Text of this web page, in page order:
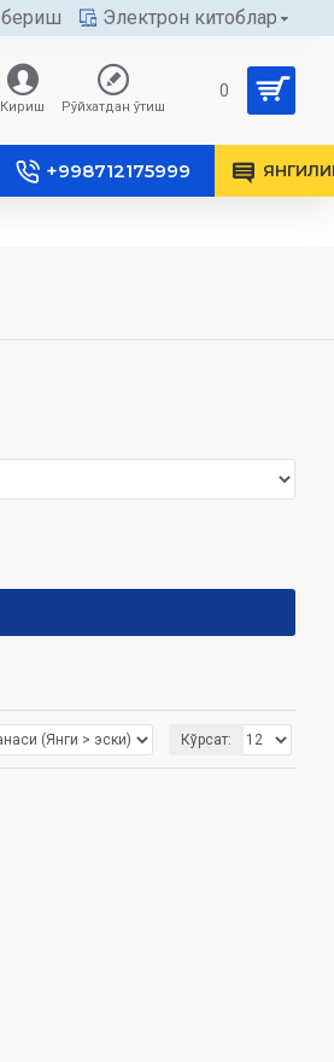
бериш Электрон китоблар
Кириш Рўйхатдан ўтиш
0
+998712175999
Кўрсат: